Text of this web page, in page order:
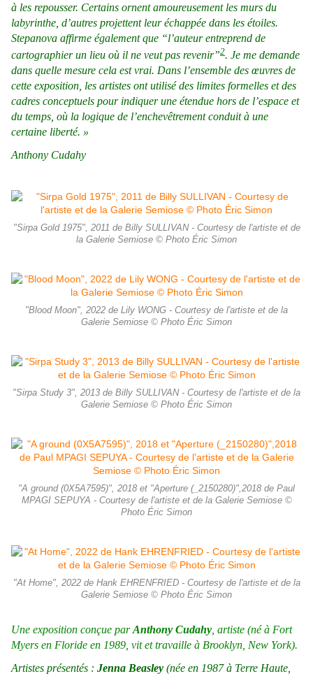
à les repousser. Certains ornent amoureusement les murs du
labyrinthe, d’autres projettent leur échappée dans les étoiles.
Stepanova affirme également que “l’auteur entreprend de
cartographier un lieu où il ne veut pas revenir”2. Je me demande
dans quelle mesure cela est vrai. Dans l’ensemble des œuvres de
cette exposition, les artistes ont utilisé des limites formelles et des
cadres conceptuels pour indiquer une étendue hors de l’espace et
du temps, où la logique de l’enchevêtrement conduit à une
certaine liberté. »
Anthony Cudahy
"Sirpa Gold 1975", 2011 de Billy SULLIVAN - Courtesy de l'artiste et de
la Galerie Semiose © Photo Éric Simon
"Blood Moon", 2022 de Lily WONG - Courtesy de l'artiste et de la
Galerie Semiose © Photo Éric Simon
"Sirpa Study 3", 2013 de Billy SULLIVAN - Courtesy de l'artiste et de la
Galerie Semiose © Photo Éric Simon
"A ground (0X5A7595)", 2018 et "Aperture (_2150280)",2018 de Paul
MPAGI SEPUYA - Courtesy de l'artiste et de la Galerie Semiose ©
Photo Éric Simon
"At Home", 2022 de Hank EHRENFRIED - Courtesy de l'artiste et de la
Galerie Semiose © Photo Éric Simon
Une exposition conçue parAnthony Cudahy , artiste (né à Fort
Myers en Floride en 1989, vit et travaille à Brooklyn, New York).
Artistes présentés : Jenna Beasley (née en 1987 à Terre Haute,